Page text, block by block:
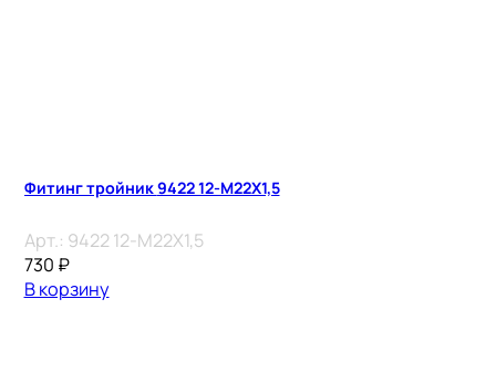
Фитинг тройник 9422 12-M22X1,5
Арт.: 9422 12-M22X1,5
730 ₽
В корзину